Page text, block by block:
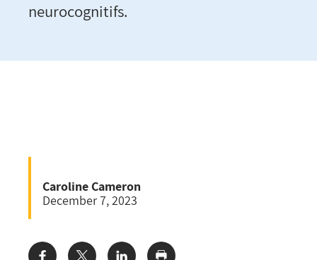
neurocognitifs.
Caroline Cameron
December 7, 2023